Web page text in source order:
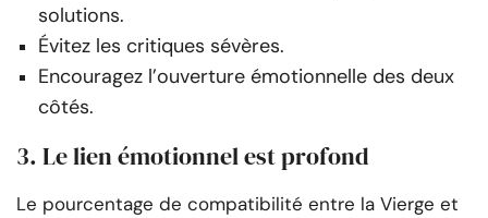
solutions.
Évitez les critiques sévères.
Encouragez l’ouverture émotionnelle des deux
côtés.
3. Le lien émotionnel est profond
Le pourcentage de compatibilité entre la Vierge et